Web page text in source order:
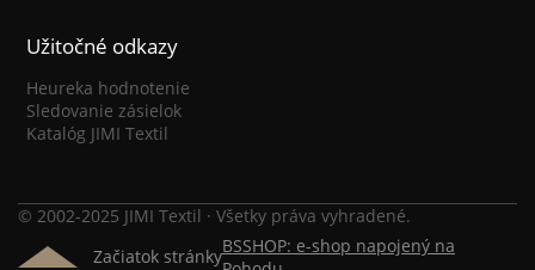
Užitočné odkazy
Heureka hodnotenie
Sledovanie zásielok
Katalóg JIMI Textil
© 2002-2025 JIMI Textil · Všetky práva vyhradené.
Začiatok stránkyBSSHOP: e-shop napojený na